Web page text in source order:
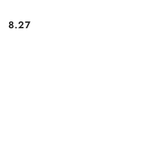
Cena:
8.27